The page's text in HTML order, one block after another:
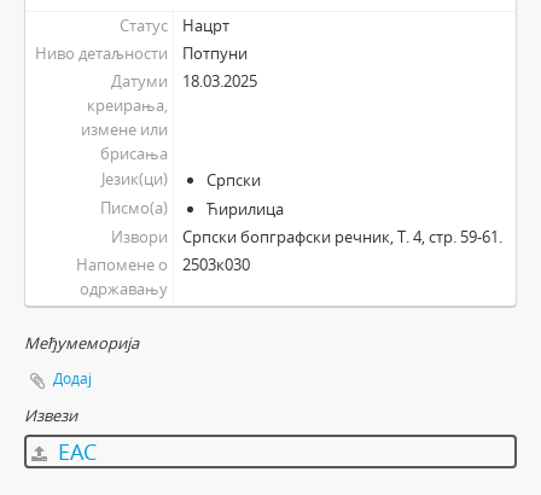
Статус
Нацрт
Ниво детаљности
Потпуни
Датуми
креирања,
измене или
брисања
18.03.2025
Језик(ци)
Српски
Писмо(а)
Ћирилица
Извори
Српски бопграфски речник, Т. 4, стр. 59-61.
Напомене о
одржавању
2503к030
Међумеморија
Додај
Извези
EAC